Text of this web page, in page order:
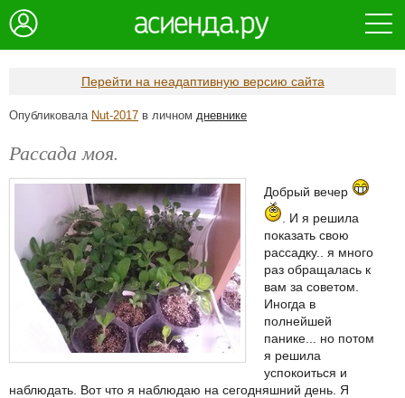
Перейти на неадаптивную версию сайта
Опубликовала Nut-2017 в личном дневнике
Рассада моя.
Добрый вечер
. И я решила
показать свою
рассадку.. я много
раз обращалась к
вам за советом.
Иногда в
полнейшей
панике... но потом
я решила
успокоиться и
наблюдать. Вот что я наблюдаю на сегодняшний день. Я